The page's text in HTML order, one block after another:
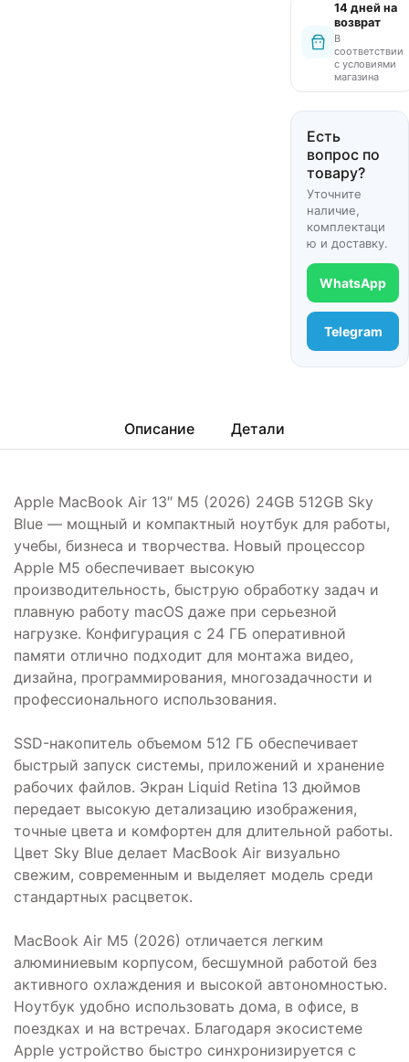
14 дней на
возврат
В
соответствии
с условиями
магазина
Есть
вопрос по
товару?
Уточните
наличие,
комплектаци
ю и доставку.
WhatsApp
Telegram
Описание Детали
Apple MacBook Air 13″ M5 (2026) 24GB 512GB Sky
Blue — мощный и компактный ноутбук для работы,
учебы, бизнеса и творчества. Новый процессор
Apple M5 обеспечивает высокую
производительность, быструю обработку задач и
плавную работу macOS даже при серьезной
нагрузке. Конфигурация с 24 ГБ оперативной
памяти отлично подходит для монтажа видео,
дизайна, программирования, многозадачности и
профессионального использования.
SSD-накопитель объемом 512 ГБ обеспечивает
быстрый запуск системы, приложений и хранение
рабочих файлов. Экран Liquid Retina 13 дюймов
передает высокую детализацию изображения,
точные цвета и комфортен для длительной работы.
Цвет Sky Blue делает MacBook Air визуально
свежим, современным и выделяет модель среди
стандартных расцветок.
MacBook Air M5 (2026) отличается легким
алюминиевым корпусом, бесшумной работой без
активного охлаждения и высокой автономностью.
Ноутбук удобно использовать дома, в офисе, в
поездках и на встречах. Благодаря экосистеме
Apple устройство быстро синхронизируется с